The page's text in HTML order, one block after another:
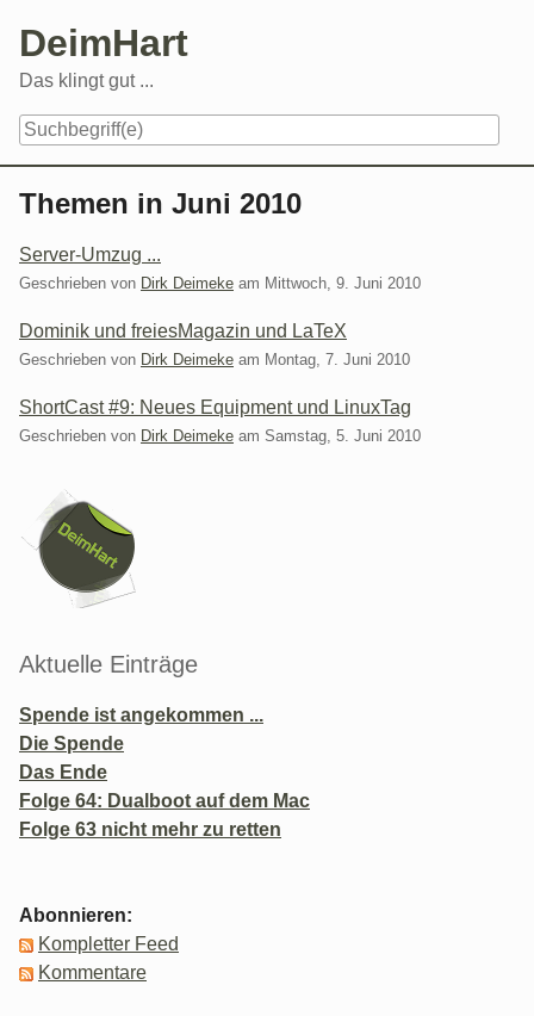
content
DeimHart
Das klingt gut ...
Themen in Juni 2010
Server-Umzug ...
Geschrieben von Dirk Deimeke am Mittwoch, 9. Juni 2010
Dominik und freiesMagazin und LaTeX
Geschrieben von Dirk Deimeke am Montag, 7. Juni 2010
ShortCast #9: Neues Equipment und LinuxTag
Geschrieben von Dirk Deimeke am Samstag, 5. Juni 2010
Seitenleiste
Aktuelle Einträge
Spende ist angekommen ...
Die Spende
Das Ende
Folge 64: Dualboot auf dem Mac
Folge 63 nicht mehr zu retten
Abonnieren:
Kompletter Feed
Kommentare